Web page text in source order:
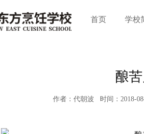
首页 学校
酿
作者：代朝波 时间：2018-